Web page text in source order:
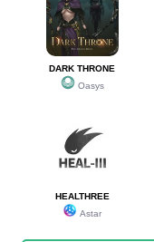
DARK THRONE
Oasys
HEALTHREE
Astar